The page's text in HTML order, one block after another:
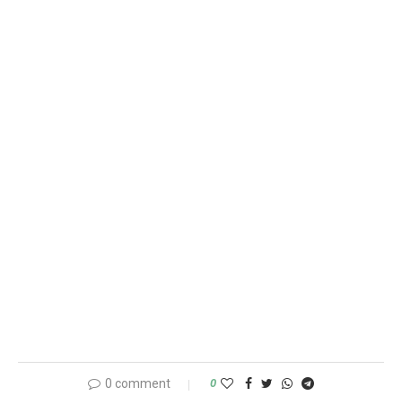
0 comment 0